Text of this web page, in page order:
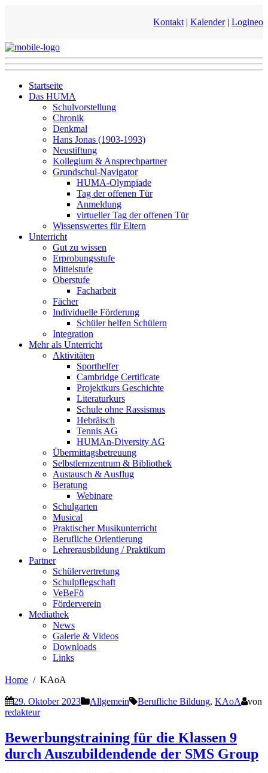
Kontakt | Kalender| Logineo
Startseite
Das HUMA
Schulvorstellung
Chronik
Denkmal
Hans Jonas (1903-1993)
Neustiftung
Kollegium & Ansprechpartner
Grundschul-Navigator
HUMA-Olympiade
Tag der offenen Tür
Anmeldung
virtueller Tag der offenen Tür
Wissenswertes für Eltern
Unterricht
Gut zu wissen
Erprobungsstufe
Mittelstufe
Oberstufe
Facharbeit
Fächer
Individuelle Förderung
Schüler helfen Schülern
Integration
Mehr als Unterricht
Aktivitäten
Sporthelfer
Cambridge Certificate
Projektkurs Geschichte
Literaturkurs
Schule ohne Rassismus
Hebräisch
Tennis AG
HUMAn-Diversity AG
Übermittagsbetreuung
Selbstlernzentrum & Bibliothek
Austausch & Ausflug
Beratung
Webinare
Schulgarten
Musical
Praktischer Musikunterricht
Berufliche Orientierung
Lehrerausbildung / Praktikum
Partner
Schülervertretung
Schulpflegschaft
VeBeFö
Förderverein
Mediathek
News
Galerie & Videos
Downloads
Links
Home KAoA
29. Oktober 2023 Allgemein Berufliche Bildung, KAoA
von
redakteur
Bewerbungstraining für die Klassen 9
durch Auszubildendende der SMS Group